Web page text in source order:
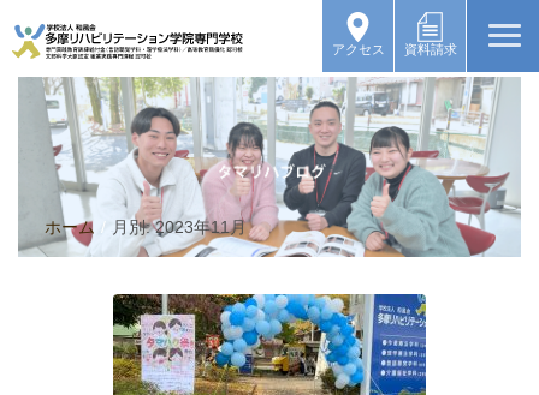
アクセス 資料請求
ホーム / 月別: 2023年11月